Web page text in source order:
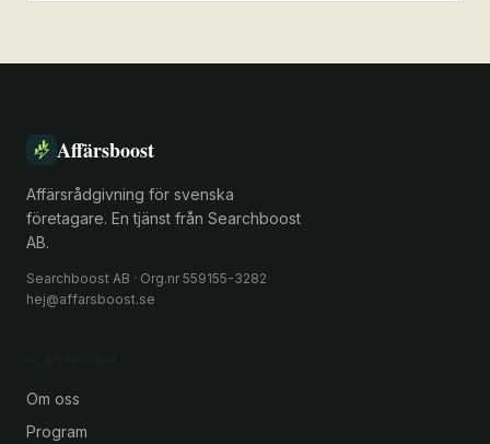
Affärsboost
Affärsrådgivning för svenska
företagare. En tjänst från Searchboost
AB.
Searchboost AB · Org.nr 559155-3282
hej@affarsboost.se
Om oss
Program